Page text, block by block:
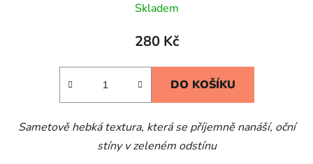
Skladem
280 Kč
DO KOŠÍKU
Sametově hebká textura, která se příjemně nanáší, oční
stíny v zeleném odstínu